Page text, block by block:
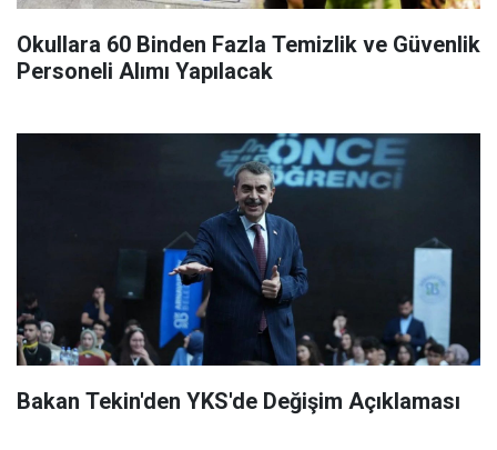
Okullara 60 Binden Fazla Temizlik ve Güvenlik
Personeli Alımı Yapılacak
Bakan Tekin'den YKS'de Değişim Açıklaması